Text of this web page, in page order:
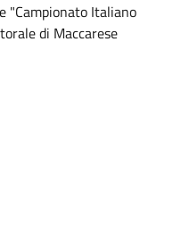
"Campionato Italiano
di Maccarese